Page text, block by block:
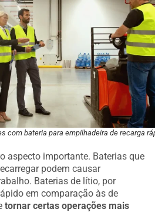
com bateria para empilhadeira de recarga
aspecto importante. Baterias que
podem causar
Baterias de lítio, por
em comparação às de
tornar certas operações mais